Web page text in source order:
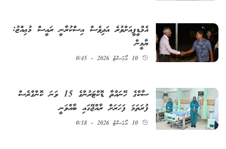
އެމްޑީޕީއަށްވުރެ އަދިވެސް އިސްކުރާނީ ރައީސް މުޢިއްޒު:
ޔާމީން
10 އޯގަސްޓު 2026 - 0:45
ސާކްގެ ހޭނައްތާ ޑޮކްޓަރުންގެ 15 ވަނަ ކޮންގްރެސް
ފުރަތަމަ ފަހަރަށް ރާއްޖޭގައި ބާއްވަނީ
10 އޯގަސްޓު 2026 - 0:18